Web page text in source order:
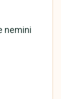
nemini